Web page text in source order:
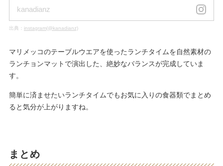
kanadianz
出典： instagram(@kanadianz)
マリメッコのテーブルウエアを使ったランチタイムを自然素材の
ランチョンマットで演出した、絶妙なバランスが完成していま
す。
簡単に済ませたいランチタイムでもお気に入りの食器類でまとめ
ると気分が上がりますね。
まとめ